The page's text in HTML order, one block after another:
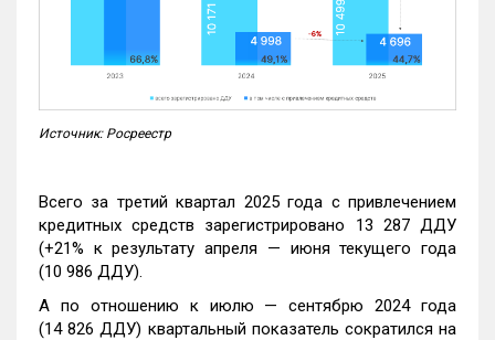
Источник: Росреестр
Всего за третий квартал 2025 года с привлечением
кредитных средств зарегистрировано 13 287 ДДУ
(+21% к результату апреля — июня текущего года
(10 986 ДДУ).
А по отношению к июлю — сентябрю 2024 года
(14 826 ДДУ) квартальный показатель сократился на